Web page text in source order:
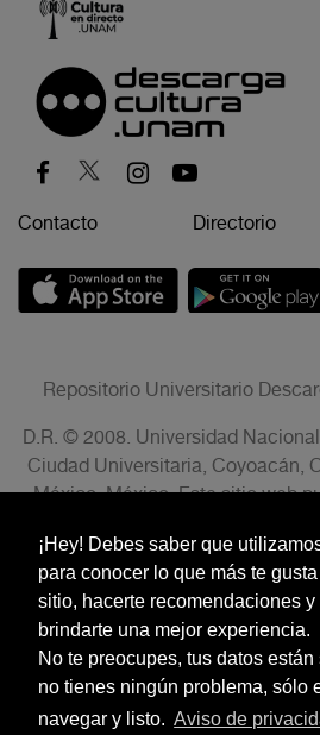
¡Hey! Debes saber que
para conocer lo que más te
sitio, hacerte recomendaciones
brindarte una mejor experiencia.
No te preocupes, tus datos están
no tienes ningún problema, sólo
navegar y listo. Aviso de
Contacto Directorio
Repositorio Universitario
D.R. © 2008. Universidad
Ciudad Universitaria, Coyoacán,
México, México. Este sitio web
fines no lucrativos siempre
conformidad con el